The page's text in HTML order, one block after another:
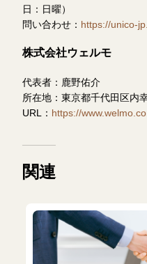
日：日曜）
問い合わせ： https://unico-
株式会社ウェルモ
代表者：鹿野佑介
所在地：東京都千代⽥区内
URL： https://
関連